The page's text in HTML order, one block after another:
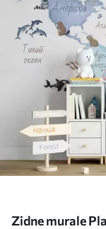
Zidne murale